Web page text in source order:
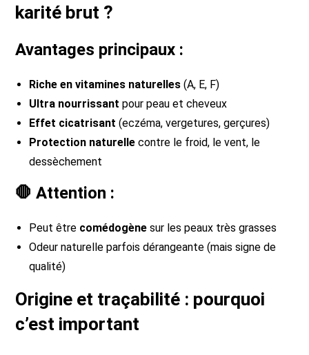
karité brut ?
Avantages principaux :
Riche en vitamines naturelles (A, E, F)
Ultra nourrissant pour peau et cheveux
Effet cicatrisant (eczéma, vergetures, gerçures)
Protection naturelle contre le froid, le vent, le
dessèchement
🛑 Attention :
Peut être comédogène sur les peaux très grasses
Odeur naturelle parfois dérangeante (mais signe de
qualité)
Origine et traçabilité : pourquoi
c’est important